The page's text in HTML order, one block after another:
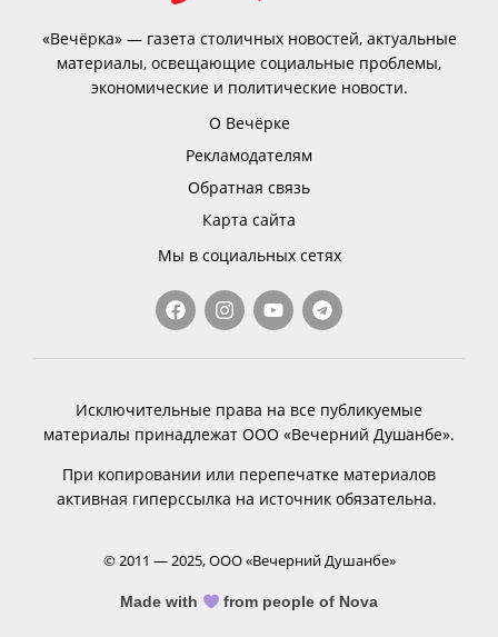
«Вечёрка» — газета столичных новостей, актуальные
материалы, освещающие социальные проблемы,
экономические и политические новости.
О Вечёрке
Рекламодателям
Обратная связь
Карта сайта
Мы в социальных сетях
Исключительные права на все публикуемые
материалы принадлежат ООО «Вечерний Душанбе».
При копировании или перепечатке материалов
активная гиперссылка на источник обязательна.
© 2011 — 2025, ООО «Вечерний Душанбе»
Made with from people of Nova